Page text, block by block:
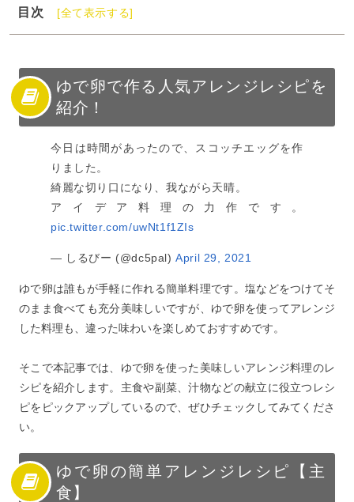
目次
[全て表示する]
1
ゆで卵で作る人気アレンジレシピを紹介！
3
ゆで卵の簡単アレンジレシピ【主菜】
4
ゆで卵の簡単アレンジレシピ【副菜】
5
ゆで卵の簡単アレンジレシピ【汁物】
ゆで卵のアレンジ料理を覚えてレパートリーを増やそ
う！
ゆで卵で作る人気アレンジレシピを
紹介！
今日は時間があったので、スコッチエッグを作
りました。
綺麗な切り口になり、我ながら天晴。
アイデア料理の力作です。
pic.twitter.com/uwNt1f1ZIs
— しるびー (@dc5pal)April 29, 2021
ゆで卵は誰もが手軽に作れる簡単料理です。塩などをつけてそ
のまま食べても充分美味しいですが、ゆで卵を使ってアレンジ
した料理も、違った味わいを楽しめておすすめです。
そこで本記事では、ゆで卵を使った美味しいアレンジ料理のレ
シピを紹介します。主食や副菜、汁物などの献立に役立つレシ
ピをピックアップしているので、ぜひチェックしてみてくださ
い。
ゆで卵の簡単アレンジレシピ【主
食】